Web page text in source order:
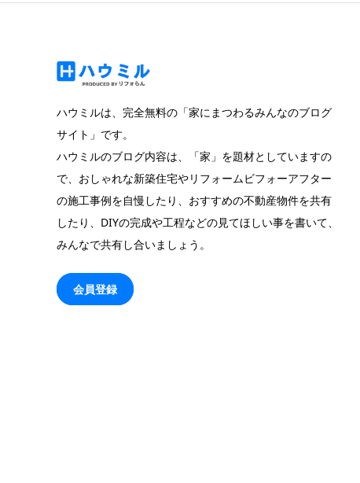
ハウミルは、完全無料の「家にまつわるみんなのブログ
サイト」です。
ハウミルのブログ内容は、「家」を題材としていますの
で、おしゃれな新築住宅やリフォームビフォーアフター
の施工事例を自慢したり、おすすめの不動産物件を共有
したり、DIYの完成や工程などの見てほしい事を書いて、
みんなで共有し合いましょう。
会員登録